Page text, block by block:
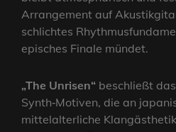
Arrangement auf
schlichtes
episches Finale mündet.
„The Unrisen“ beschließt
Synth‑Motiven, die an
mittelalterliche